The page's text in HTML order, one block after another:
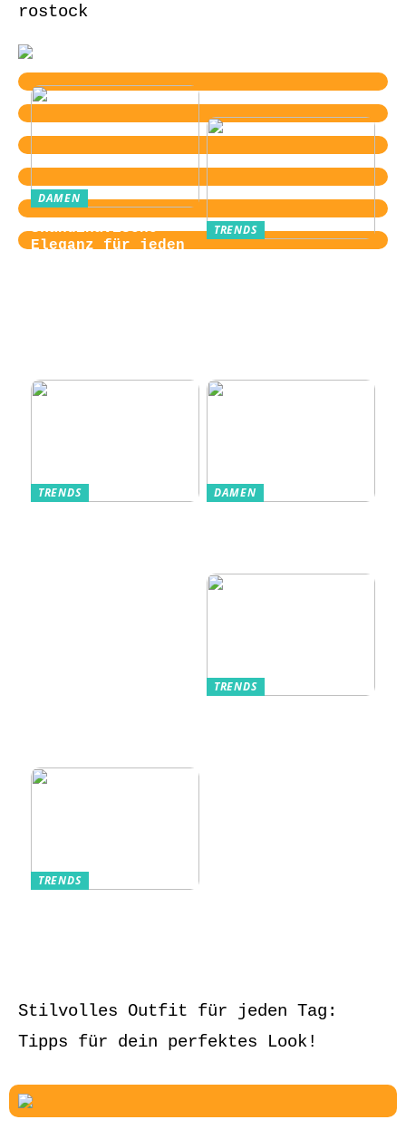
rostock
DAMEN
Skandinavische
Eleganz für jeden
TRENDS
TRENDS DAMEN
TRENDS
TRENDS
Stilvolles Outfit für jeden Tag:
Tipps für dein perfektes Look!